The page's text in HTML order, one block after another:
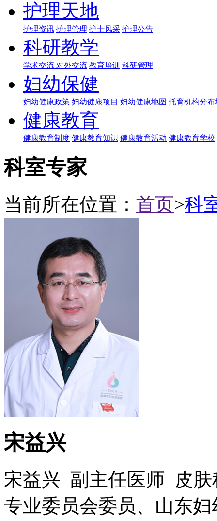
护理天地
护理资讯 护理管理 护士风采 护理公告
科研教学
学术交流 对外交流 教育培训 科研管理
妇幼保健
妇幼健康政策 妇幼健康项目 妇幼健康地图 托育机构分布
健康教育
健康教育制度 健康教育知识 健康教育活动 健康教育学校
科室专家
当前所在位置： 首页>科
宋益兴
宋益兴 副主任医师 皮
专业委员会委员、山东